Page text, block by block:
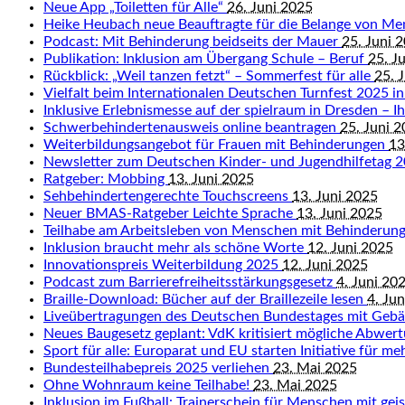
Neue App „Toiletten für Alle“ 26. Juni 2025
Heike Heubach neue Beauftragte für die Belange von
Podcast: Mit Behinderung beidseits der Mauer 25. Juni
Publikation: Inklusion am Übergang Schule – Beruf 25.
Rückblick: „Weil tanzen fetzt“ – Sommerfest für alle 25.
Vielfalt beim Internationalen Deutschen Turnfest 2025
Inklusive Erlebnismesse auf der spielraum in Dresden –
Schwerbehindertenausweis online beantragen 25. Juni
Weiterbildungsangebot für Frauen mit Behinderungen
Newsletter zum Deutschen Kinder- und Jugendhilfetag
Ratgeber: Mobbing 13. Juni 2025
Sehbehindertengerechte Touchscreens 13. Juni 2025
Neuer BMAS-Ratgeber Leichte Sprache 13. Juni 2025
Teilhabe am Arbeitsleben von Menschen mit
Inklusion braucht mehr als schöne Worte 12. Juni 2025
Innovationspreis Weiterbildung 2025 12. Juni 2025
Podcast zum Barrierefreiheitsstärkungsgesetz 4. Juni
Braille-Download: Bücher auf der Braillezeile lesen 4.
Liveübertragungen des Deutschen Bundestages mit
Neues Baugesetz geplant: VdK kritisiert mögliche
Sport für alle: Europarat und EU starten Initiative für
Bundesteilhabepreis 2025 verliehen 23. Mai 2025
Ohne Wohnraum keine Teilhabe! 23. Mai 2025